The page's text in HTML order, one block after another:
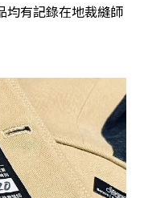
均有記錄在地裁縫師